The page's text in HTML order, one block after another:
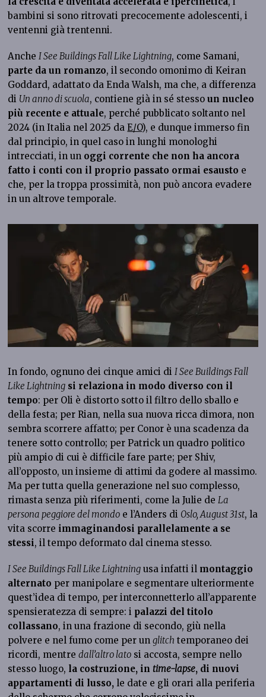
bambini si sono ritrovati precocemente adolescenti, i
ventenni già trentenni.
AncheI See Buildings Fall Like Lightning, come Samani,
parte da un romanzo, il secondo omonimo di Keiran
Goddard, adattato da Enda Walsh, ma che, a differenza
di Un anno di scuola, contiene già in sé stessoun nucleo
più recente e attuale, perché pubblicato soltanto nel
2024 (in Italia nel 2025 daE/O), e dunque immerso fin
dal principio, in quel caso in lunghi monologhi
intrecciati, in un oggi corrente che non ha ancora
fatto i conti con il proprio passato ormai esausto e
che, per la troppa prossimità, non può ancora evadere
in un altrove temporale.
In fondo, ognuno dei cinque amici diI See Buildings Fall
Like Lightning si relaziona in modo diverso con il
tempo: per Oli è distorto sotto il filtro dello sballo e
della festa; per Rian, nella sua nuova ricca dimora, non
sembra scorrere affatto; per Conor è una scadenza da
tenere sotto controllo; per Patrick un quadro politico
più ampio di cui è difficile fare parte; per Shiv,
all’opposto, un insieme di attimi da godere al massimo.
Ma per tutta quella generazione nel suo complesso,
rimasta senza più riferimenti, come la Julie deLa
persona peggiore del mondo e l’Anders di Oslo, August 31st, la
vita scorre immaginandosi parallelamente a se
stessi, il tempo deformato dal cinema stesso.
I See Buildings Fall Like Lightning usa infatti il montaggio
alternato per manipolare e segmentare ulteriormente
quest’idea di tempo, per interconnetterlo all’apparente
spensieratezza di sempre: i palazzi del titolo
collassano, in una frazione di secondo, giù nella
polvere e nel fumo come per unglitch temporaneo dei
ricordi, mentredall’altro lato si accosta, sempre nello
stesso luogo, la costruzione, intime-lapse, di nuovi
appartamenti di lusso, le date e gli orari alla periferia